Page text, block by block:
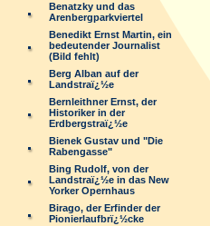
Benatzky und das
Arenbergparkviertel
Benedikt Ernst Martin, ein
bedeutender Journalist
(Bild fehlt)
Berg Alban auf der
Landstraï¿½e
Bernleithner Ernst, der
Historiker in der
Erdbergstraï¿½e
Bienek Gustav und "Die
Rabengasse"
Bing Rudolf, von der
Landstraï¿½e in das New
Yorker Opernhaus
Birago, der Erfinder der
Pionierlaufbrï¿½cke